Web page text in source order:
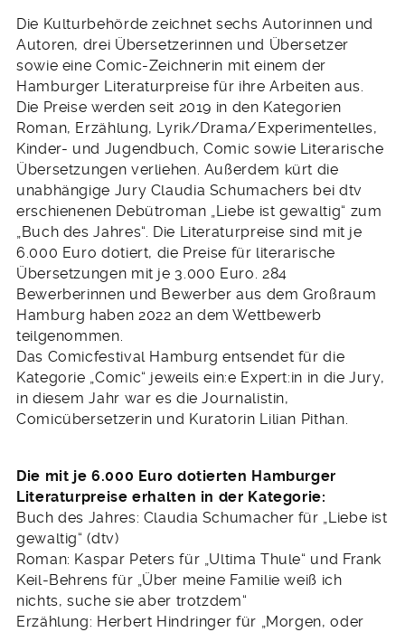
Die Kulturbehörde zeichnet sechs Autorinnen und
Autoren, drei Übersetzerinnen und Übersetzer
sowie eine Comic-Zeichnerin mit einem der
Hamburger Literaturpreise für ihre Arbeiten aus.
Die Preise werden seit 2019 in den Kategorien
Roman, Erzählung, Lyrik/Drama/Experimentelles,
Kinder- und Jugendbuch, Comic sowie Literarische
Übersetzungen verliehen. Außerdem kürt die
unabhängige Jury Claudia Schumachers bei dtv
erschienenen Debütroman „Liebe ist gewaltig“ zum
„Buch des Jahres“. Die Literaturpreise sind mit je
6.000 Euro dotiert, die Preise für literarische
Übersetzungen mit je 3.000 Euro. 284
Bewerberinnen und Bewerber aus dem Großraum
Hamburg haben 2022 an dem Wettbewerb
teilgenommen.
Das Comicfestival Hamburg entsendet für die
Kategorie „Comic“ jeweils ein:e Expert:in in die Jury,
in diesem Jahr war es die Journalistin,
Comicübersetzerin und Kuratorin Lilian Pithan.
Die mit je 6.000 Euro dotierten Hamburger
Literaturpreise erhalten in der Kategorie:
Buch des Jahres: Claudia Schumacher für „Liebe ist
gewaltig“ (dtv)
Roman: Kaspar Peters für „Ultima Thule“ und Frank
Keil-Behrens für „Über meine Familie weiß ich
nichts, suche sie aber trotzdem“
Erzählung: Herbert Hindringer für „Morgen, oder